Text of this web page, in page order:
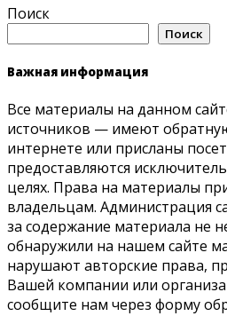
Поиск
Поиск
Важная информация
Все материалы на данном
источников — имеют
интернете или присланы
предоставляются
целях. Права на материалы
владельцам. Администрация
за содержание материала не
обнаружили на нашем сайте
нарушают авторские права,
Вашей компании или
сообщите нам через форму